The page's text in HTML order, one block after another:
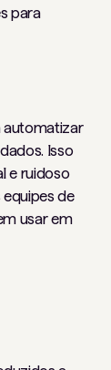
para
automatizar
Isso
e ruidoso
de
usar em